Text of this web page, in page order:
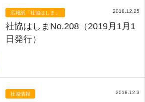
広報紙「社協はしま」 2018.12.25
社協はしまNo.208（2019月1月1
日発行）
社協情報 2018.12.3